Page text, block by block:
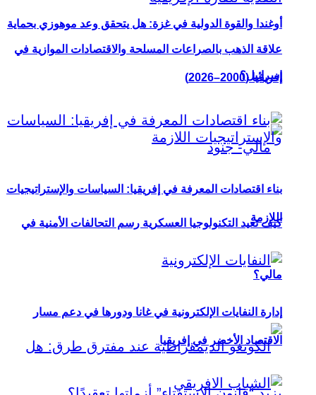
أوغندا والقوة الدولية في غزة: هل يتحقق وعد موهوزي بحماية
إسرائيل؟
كيف تعيد التكنولوجيا العسكرية رسم التحالفات الأمنية في
مالي؟
علاقة الذهب بالصراعات المسلحة والاقتصادات الموازية في
إفريقيا (2000–2026)
بناء اقتصادات المعرفة في إفريقيا: السياسات والإستراتيجيات
اللازمة
إدارة النفايات الإلكترونية في غانا ودورها في دعم مسار
الاقتصاد الأخضر في إفريقيا